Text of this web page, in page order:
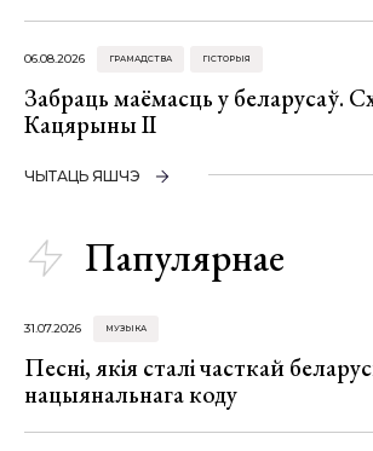
06.08.2026 ГРАМАДСТВА ГІСТОРЫЯ
Забраць маёмасць у беларусаў.
Кацярыны ІІ
ЧЫТАЦЬ ЯШЧЭ
Папулярнае
31.07.2026 МУЗЫКА
Песні, якія сталі часткай
нацыянальнага коду